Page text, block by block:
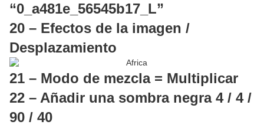
“0_a481e_56545b17_L”
20 – Efectos de la imagen /
Desplazamiento
21 – Modo de mezcla = Multiplicar
22 – Añadir una sombra negra 4 / 4 /
90 / 40